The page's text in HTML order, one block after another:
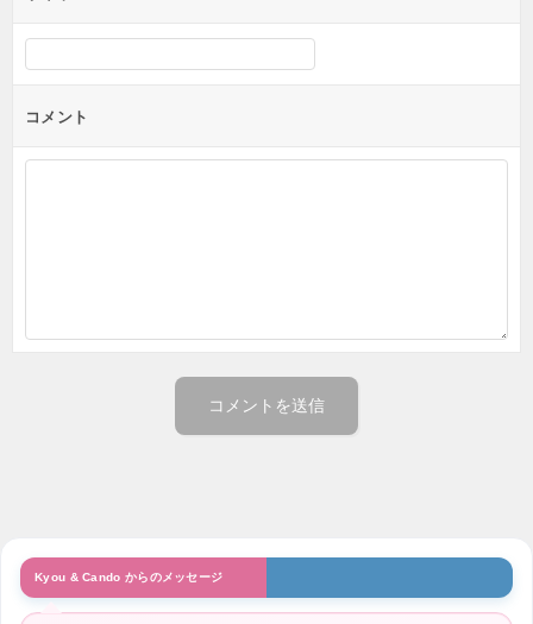
コメント
Kyou & Cando からのメッセージ